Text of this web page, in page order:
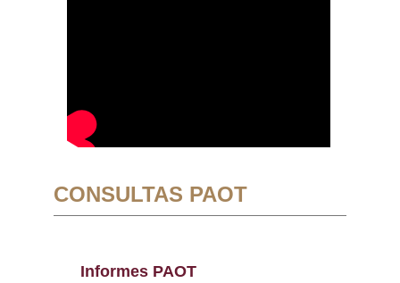
CONSULTAS PAOT
Informes PAOT